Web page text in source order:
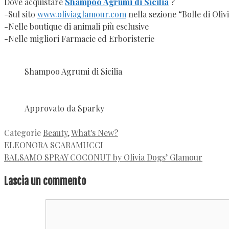
-Sul sito www.oliviaglamour.comnella sezione “Bolle di
-Nelle boutique di animali più esclusive
-Nelle migliori Farmacie ed Erboristerie
Shampoo Agrumi di Sicilia
Approvato da Sparky
Categorie Beauty,What's New?
ELEONORA SCARAMUCCI
BALSAMO SPRAY COCONUT by Olivia Dogs’ Glamour
Lascia un commento